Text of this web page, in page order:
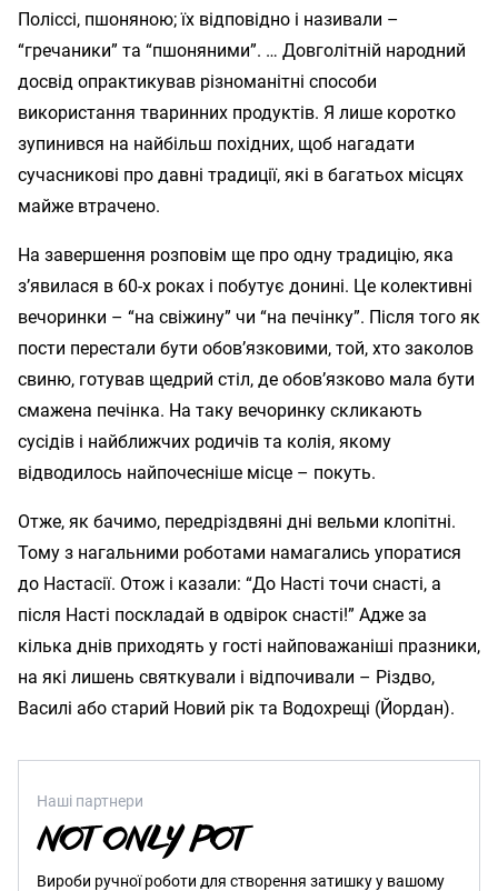
Поліссі, пшоняною; їх відповідно і називали –
“гречаники” та “пшоняними”. … Довголітній народний
досвід опрактикував різноманітні способи
використання тваринних продуктів. Я лише коротко
зупинився на найбільш похідних, щоб нагадати
сучасникові про давні традиції, які в багатьох місцях
майже втрачено.
На завершення розповім ще про одну традицію, яка
з’явилася в 60-х роках і побутує донині. Це колективні
вечоринки – “на свіжину” чи “на печінку”. Після того як
пости перестали бути обов’язковими, той, хто заколов
свиню, готував щедрий стіл, де обов’язково мала бути
смажена печінка. На таку вечоринку скликають
сусідів і найближчих родичів та колія, якому
відводилось найпочесніше місце – покуть.
Отже, як бачимо, передріздвяні дні вельми клопітні.
Тому з нагальними роботами намагались упоратися
до Настасії. Отож і казали: “До Насті точи снасті, а
після Насті поскладай в одвірок снасті!” Адже за
кілька днів приходять у гості найповажаніші празники,
на які лишень святкували і відпочивали – Різдво,
Василі або старий Новий рік та Водохрещі (Йордан).
Наші партнери
Вироби ручної роботи для створення затишку у вашому